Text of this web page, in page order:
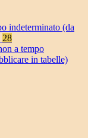
indeterminato (da
28
a tempo
in tabelle)